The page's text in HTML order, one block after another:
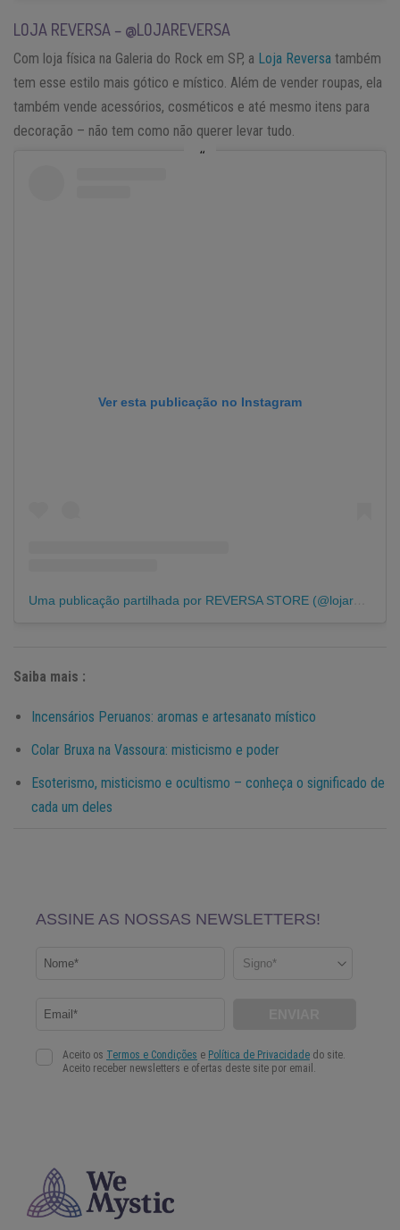
LOJA REVERSA – @LOJAREVERSA
Com loja física na Galeria do Rock em SP, a Loja Reversa também
tem esse estilo mais gótico e místico. Além de vender roupas, ela
também vende acessórios, cosméticos e até mesmo itens para
decoração – não tem como não querer levar tudo.
Ver esta publicação no Instagram
Saiba mais :
Incensários Peruanos: aromas e artesanato místico
Colar Bruxa na Vassoura: misticismo e poder
Esoterismo, misticismo e ocultismo – conheça o significado de
cada um deles